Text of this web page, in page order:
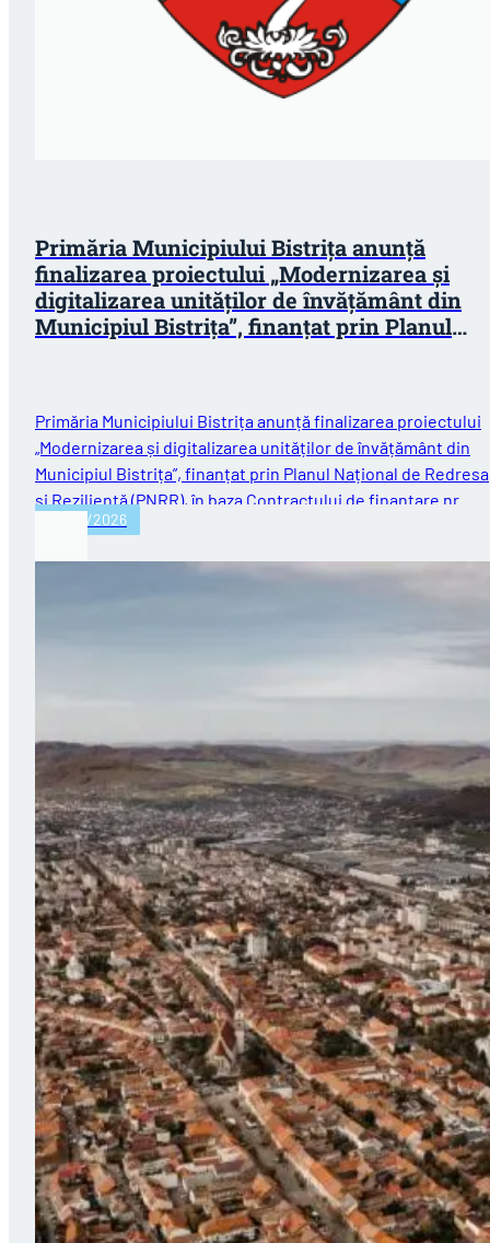
Primăria Municipiului Bistrița anunță
finalizarea proiectului „Modernizarea și
digitalizarea unităților de învățământ din
Municipiul Bistrița”, finanțat prin Planul
Primăria Municipiului Bistrița anunță finalizarea proiectului
„Modernizarea și digitalizarea unităților de învățământ din
Municipiul Bistrița”, finanțat prin Planul Național de
și Reziliență (PNRR), în baza Contractului de finanțare nr.…
30/07/2026